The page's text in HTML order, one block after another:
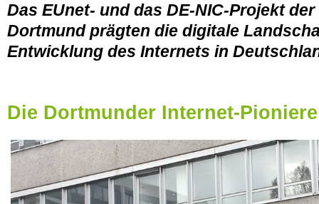
Das EUnet- und das DE-NIC-Projekt
Dortmund prägten die digitale
Entwicklung des Internets in
Die Dortmunder Internet-Pioniere